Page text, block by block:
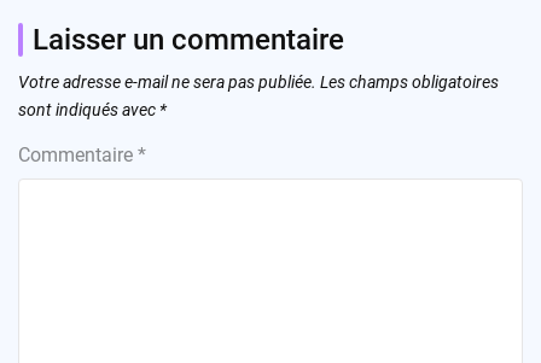
Laisser un commentaire
Votre adresse e-mail ne sera pas publiée. Les champs obligatoires
sont indiqués avec *
Commentaire *